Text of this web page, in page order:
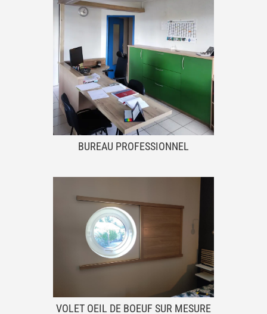
BUREAU PROFESSIONNEL
VOLET OEIL DE BOEUF SUR MESURE